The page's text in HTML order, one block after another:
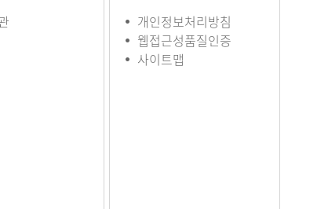
개인정보처리방침
웹접근성품질인증
사이트맵